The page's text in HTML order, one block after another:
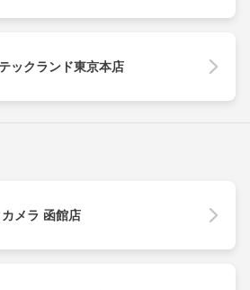
ックランド東京本店
メラ 函館店